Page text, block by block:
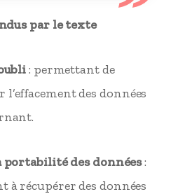
par le texte
: permettant de
l’effacement des données
portabilité des données:
à récupérer des données